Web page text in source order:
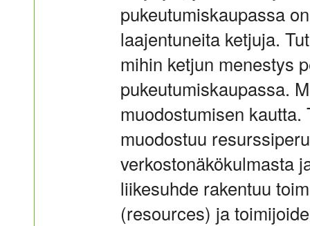
pukeutumiskaupassa
laajentuneita ketjuja.
mihin ketjun menestys
pukeutumiskaupassa.
muodostumisen
muodostuu
verkostonäkökulmasta
liikesuhde rakentuu
(resources) ja